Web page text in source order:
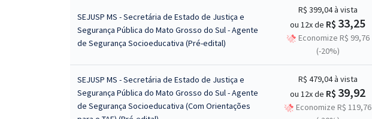
SEJUSP MS - Secretária de Estado de Justiça e
Segurança Pública do Mato Grosso do Sul - Agente
de Segurança Socioeducativa (Pré-edital)
R$ 399,04à vista
ou 12x de R$ 33,25
Economize R$ 99,76
(-20%)
SEJUSP MS - Secretária de Estado de Justiça e
Segurança Pública do Mato Grosso do Sul - Agente
de Segurança Socioeducativa (Com Orientações
R$ 479,04à vista
ou 12x de R$ 39,92
Economize R$ 119,76